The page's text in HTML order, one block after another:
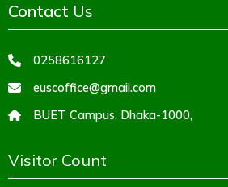
Contact Us
0258616127
euscoffice@gmail.com
BUET Campus, Dhaka-1000,
Visitor Count